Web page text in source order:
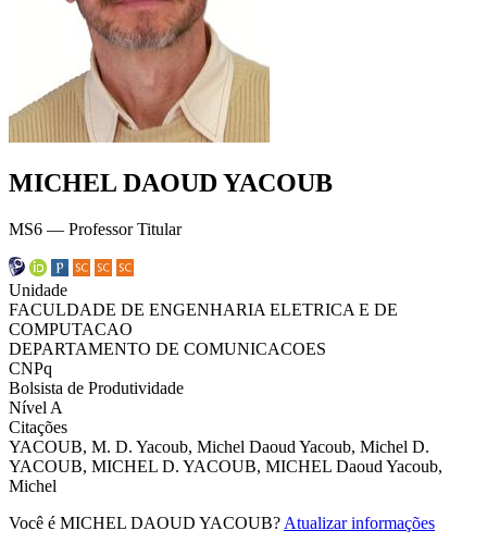
MICHEL DAOUD YACOUB
MS6 — Professor Titular
Unidade
FACULDADE DE ENGENHARIA ELETRICA E DE
COMPUTACAO
DEPARTAMENTO DE COMUNICACOES
CNPq
Bolsista de Produtividade
Nível A
Citações
YACOUB, M. D. Yacoub, Michel Daoud Yacoub, Michel D.
YACOUB, MICHEL D. YACOUB, MICHEL Daoud Yacoub,
Michel
Você é MICHEL DAOUD YACOUB? Atualizar informações